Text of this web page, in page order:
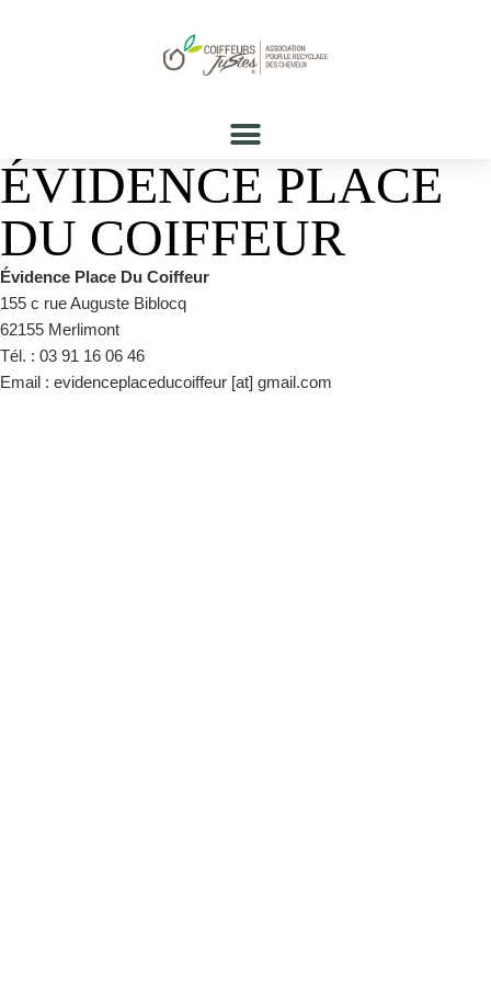
ÉVIDENCE PLACE
DU COIFFEUR
Évidence Place Du Coiffeur
155 c rue Auguste Biblocq
62155 Merlimont
Tél. : 03 91 16 06 46
Email : evidenceplaceducoiffeur [at] gmail.com